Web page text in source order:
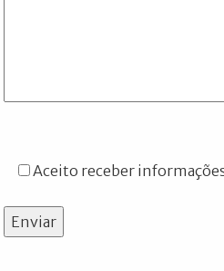
Aceito receber
Enviar